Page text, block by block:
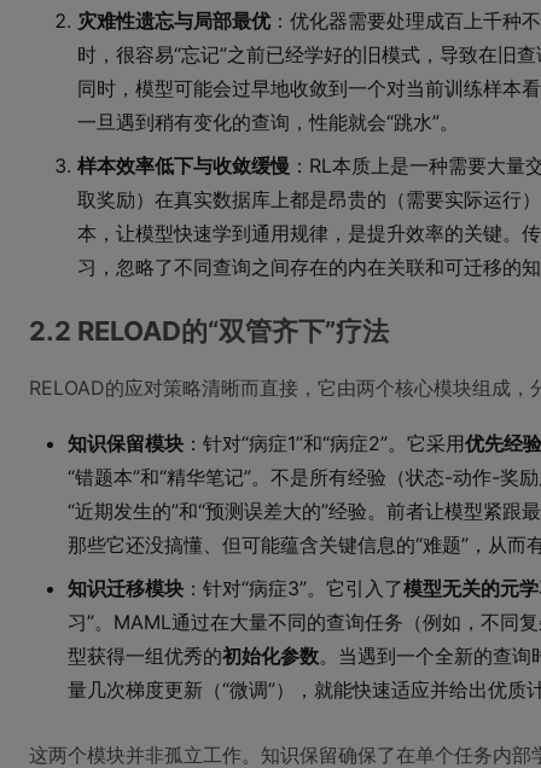
灾难性遗忘与局部最优 ：优化器需要处理成百上千种
时，很容易“忘记”之前已经学好的旧模式，导致在旧
同时，模型可能会过早地收敛到一个对当前训练样本
一旦遇到稍有变化的查询，性能就会“跳水”。
样本效率低下与收敛缓慢 ：RL本质上是一种需要大量
取奖励）在真实数据库上都是昂贵的（需要实际运行
本，让模型快速学到通用规律，是提升效率的关键。
习，忽略了不同查询之间存在的内在关联和可迁移的
2.2 RELOAD的“双管齐下”疗法
RELOAD的应对策略清晰而直接，它由两个核心模块组成，
知识保留模块 ：针对“病症1”和“病症2”。它采用优先经
“错题本”和“精华笔记”。不是所有经验（状态-动作-奖
“近期发生的”和“预测误差大的”经验。前者让模型紧跟
那些它还没搞懂、但可能蕴含关键信息的“难题”，从
知识迁移模块 ：针对“病症3”。它引入了模型无关的元
习”。MAML通过在大量不同的查询任务（例如，不同
型获得一组优秀的初始化参数。当遇到一个全新的查
量几次梯度更新（“微调”），就能快速适应并给出优质
这两个模块并非孤立工作。知识保留确保了在单个任务内